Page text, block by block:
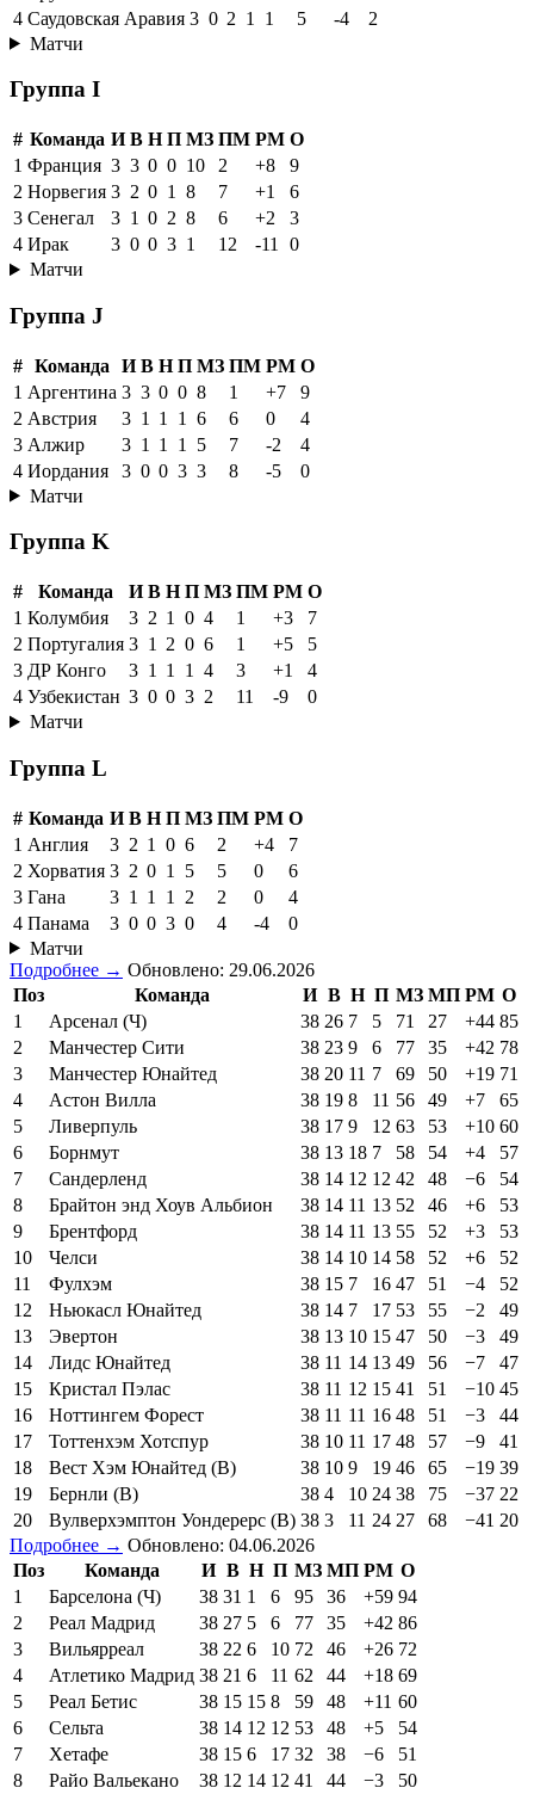
4 Саудовская Аравия 3 0 2 1 1 5 -4
2
Матчи
Группа I
# Команда И В Н П МЗ ПМ РМ О
1 Франция 3 3 0 0 10 2 +8
9
2 Норвегия 3 2 0 1 8 7 +1
6
3 Сенегал 3 1 0 2 8 6 +2
3
4 Ирак 3 0 0 3 1 12 -11
0
Матчи
Группа J
# Команда И В Н П МЗ ПМ РМ О
1 Аргентина 3 3 0 0 8 1 +7
9
2 Австрия 3 1 1 1 6 6 0
4
3 Алжир 3 1 1 1 5 7 -2
4
4 Иордания 3 0 0 3 3 8 -5
0
Матчи
Группа K
# Команда И В Н П МЗ ПМ РМ О
1 Колумбия 3 2 1 0 4 1 +3
7
2 Португалия 3 1 2 0 6 1 +5
5
3 ДР Конго 3 1 1 1 4 3 +1
4
4 Узбекистан 3 0 0 3 2 11 -9
0
Матчи
Группа L
# Команда И В Н П МЗ ПМ РМ О
1 Англия 3 2 1 0 6 2 +4
7
2 Хорватия 3 2 0 1 5 5 0
6
3 Гана 3 1 1 1 2 2 0
4
4 Панама 3 0 0 3 0 4 -4
0
Матчи
Подробнее → Обновлено: 29.06.2026
Поз
Команда И В Н П МЗ МП РМ О
1
Арсенал (Ч) 38 26 7 5 71 27 +44 85
2
Манчестер Сити 38 23 9 6 77 35 +42 78
3
Манчестер Юнайтед 38 20 11 7 69 50 +19 71
4
Астон Вилла 38 19 8 11 56 49 +7
65
5
Ливерпуль 38 17 9 12 63 53 +10 60
6
Борнмут 38 13 18 7 58 54 +4
57
7
Сандерленд 38 14 12 12 42 48 −6
54
8
Брайтон энд Хоув Альбион 38 14 11 13 52 46 +6
53
9
Брентфорд 38 14 11 13 55 52 +3
53
10
Челси 38 14 10 14 58 52 +6
52
11
Фулхэм 38 15 7 16 47 51 −4
52
12
Ньюкасл Юнайтед 38 14 7 17 53 55 −2
49
13
Эвертон 38 13 10 15 47 50 −3
49
14
Лидс Юнайтед 38 11 14 13 49 56 −7
47
15
Кристал Пэлас 38 11 12 15 41 51 −10 45
16
Ноттингем Форест 38 11 11 16 48 51 −3
44
17
Тоттенхэм Хотспур 38 10 11 17 48 57 −9
41
18
Вест Хэм Юнайтед (В) 38 10 9 19 46 65 −19 39
19
Бернли (В) 38 4 10 24 38 75 −37 22
20
Вулверхэмптон Уондерерс (В) 38 3 11 24 27 68 −41 20
Подробнее → Обновлено: 04.06.2026
Поз
Команда И В Н П МЗ МП РМ О
1
Барселона (Ч) 38 31 1 6 95 36 +59 94
2
Реал Мадрид 38 27 5 6 77 35 +42 86
3
Вильярреал 38 22 6 10 72 46 +26 72
4
Атлетико Мадрид 38 21 6 11 62 44 +18 69
5
Реал Бетис 38 15 15 8 59 48 +11 60
6
Сельта 38 14 12 12 53 48 +5
54
7
Хетафе 38 15 6 17 32 38 −6
51
8
Райо Вальекано 38 12 14 12 41 44 −3
50